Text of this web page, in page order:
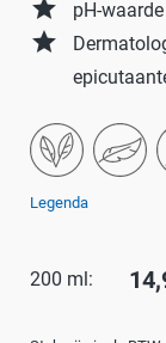
grade pH-
grade
Legenda
200 ml: